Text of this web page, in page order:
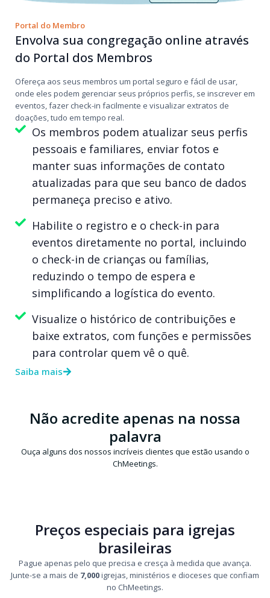
Portal do Membro
Envolva sua congregação online através
do Portal dos Membros
Ofereça aos seus membros um portal seguro e fácil de usar,
onde eles podem gerenciar seus próprios perfis, se inscrever em
eventos, fazer check-in facilmente e visualizar extratos de
doações, tudo em tempo real.
Os membros podem atualizar seus perfis
pessoais e familiares, enviar fotos e
manter suas informações de contato
atualizadas para que seu banco de dados
permaneça preciso e ativo.
Habilite o registro e o check-in para
eventos diretamente no portal, incluindo
o check-in de crianças ou famílias,
reduzindo o tempo de espera e
simplificando a logística do evento.
Visualize o histórico de contribuições e
baixe extratos, com funções e permissões
para controlar quem vê o quê.
Saiba mais
Não acredite apenas na nossa
palavra
Ouça alguns dos nossos incríveis clientes que estão usando o
ChMeetings.
Preços especiais para igrejas
brasileiras
Pague apenas pelo que precisa e cresça à medida que avança.
Junte-se a mais de 7,000igrejas, ministérios e dioceses que confiam
no ChMeetings.